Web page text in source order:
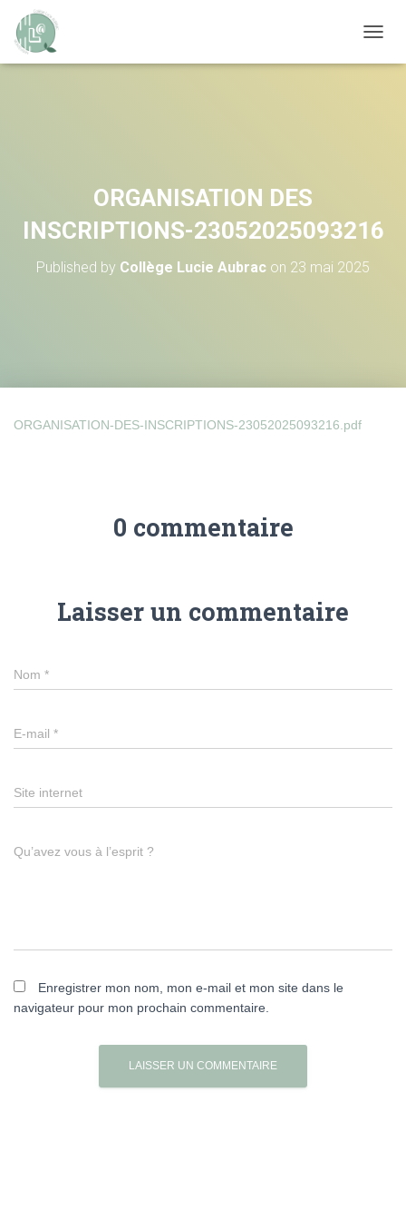
ORGANISATION DES
INSCRIPTIONS-23052025093216
Published by Collège Lucie Aubrac on 23 mai 2025
ORGANISATION-DES-INSCRIPTIONS-23052025093216.pdf
0 commentaire
Laisser un commentaire
Nom *
E-mail *
Site internet
Qu’avez vous à l’esprit ?
Enregistrer mon nom, mon e-mail et mon site dans le
navigateur pour mon prochain commentaire.